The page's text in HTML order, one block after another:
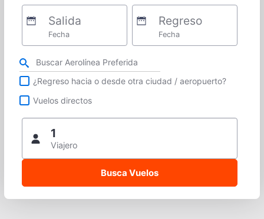
Salida
Fecha
Regreso
Fecha
Refina tu búsqueda por aerolínea, ciudad o aeropuerto o vuelos directos
¿Regreso hacia o desde otra ciudad / aeropuerto?
Vuelos directos
1
Viajero